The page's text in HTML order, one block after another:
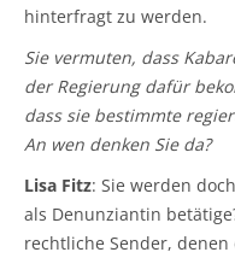
hinterfragt zu werden.
Sie vermuten, dass
der Regierung dafür
dass sie bestimmte
An wen denken Sie da?
Lisa Fitz: Sie werden
als Denunziantin
rechtliche Sender,